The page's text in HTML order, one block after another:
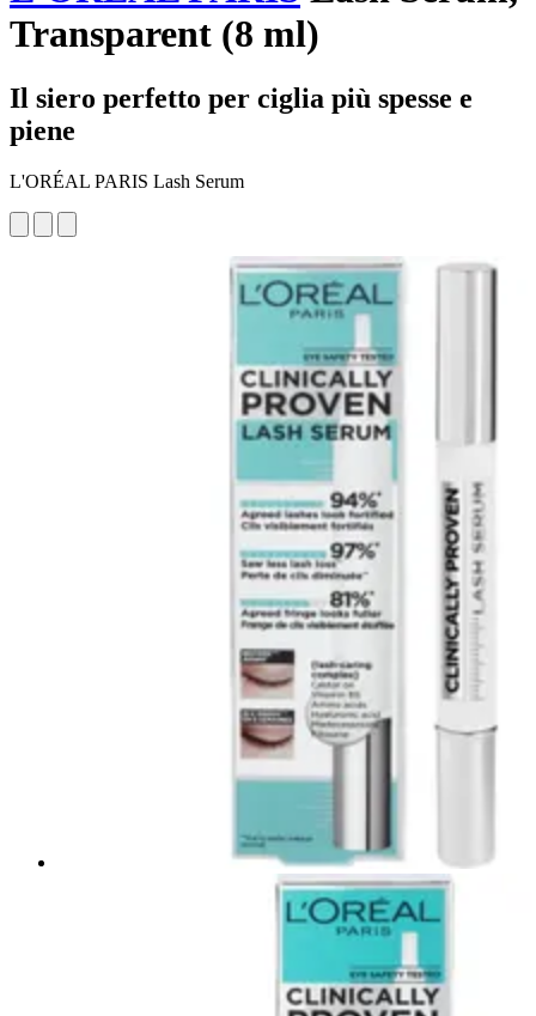
Transparent (8 ml)
Il siero perfetto per ciglia più spesse e
piene
L'ORÉAL PARIS Lash Serum